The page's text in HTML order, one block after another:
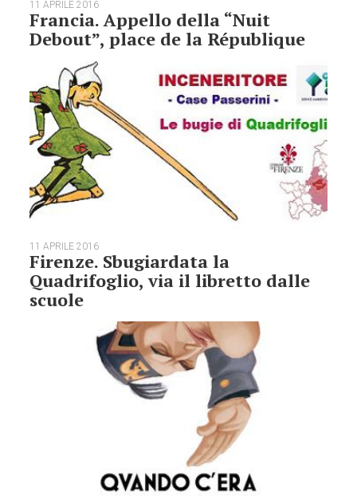
11 APRILE 2016
Francia. Appello della “Nuit
Debout”, place de la République
11 APRILE 2016
Firenze. Sbugiardata la
Quadrifoglio, via il libretto dalle
scuole